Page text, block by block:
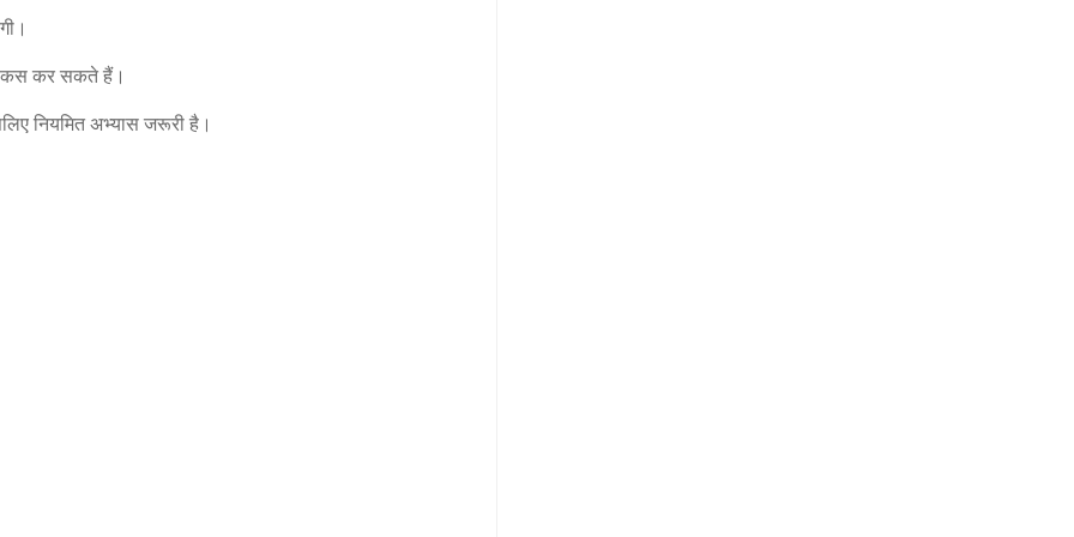
कर सकते हैं।
नियमित अभ्यास जरूरी है।